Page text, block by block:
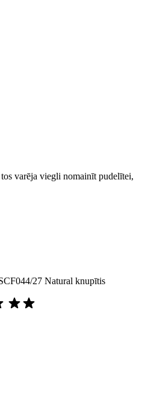
varēja viegli nomainīt pudelītei,
27 Natural knupītis